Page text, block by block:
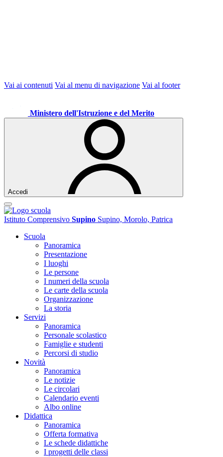
Vai ai contenuti Vai al menu di navigazione Vai al footer
Ministero dell'Istruzione e del Merito
Accedi
Istituto Comprensivo Supino Supino, Morolo, Patrica
Scuola
Panoramica
Presentazione
I luoghi
Le persone
I numeri della scuola
Le carte della scuola
Organizzazione
La storia
Servizi
Panoramica
Personale scolastico
Famiglie e studenti
Percorsi di studio
Novità
Panoramica
Le notizie
Le circolari
Calendario eventi
Albo online
Didattica
Panoramica
Offerta formativa
Le schede didattiche
I progetti delle classi